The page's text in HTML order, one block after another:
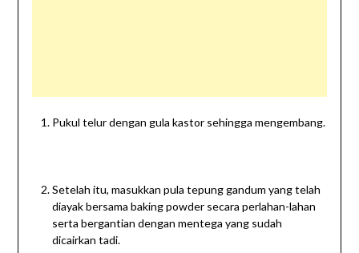
Pukul telur dengan gula kastor sehingga mengembang.
Setelah itu, masukkan pula tepung gandum yang telah
diayak bersama baking powder secara perlahan-lahan
serta bergantian dengan mentega yang sudah
dicairkan tadi.